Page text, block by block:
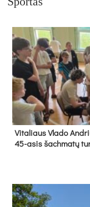
Vi­ta­liaus Vla­do
45-asis šach­ma­tų